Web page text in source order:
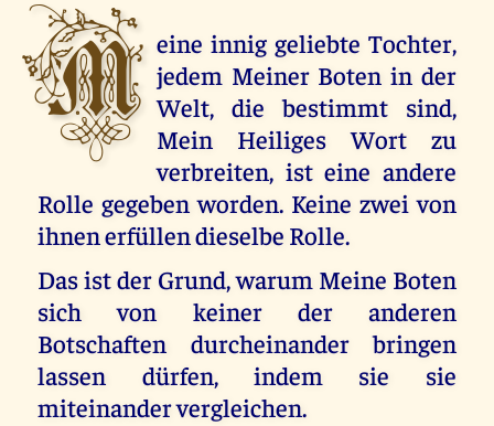
M eine innig geliebte Tochter,
jedem Meiner Boten in der
Welt, die bestimmt sind,
Mein Heiliges Wort zu
verbreiten, ist eine andere
Rolle gegeben worden. Keine zwei von
ihnen erfüllen dieselbe Rolle.
Das ist der Grund, warum Meine Boten
sich von keiner der anderen
Botschaften durcheinander bringen
lassen dürfen, indem sie sie
miteinander vergleichen.